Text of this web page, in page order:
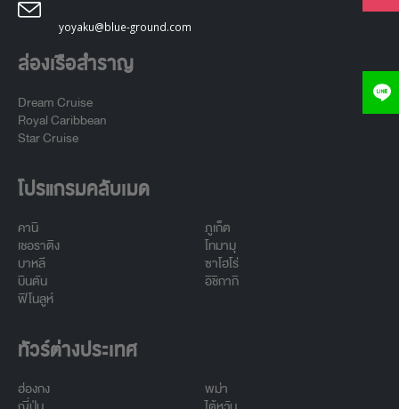
yoyaku@blue-ground.com
ล่องเรือสำราญ
Dream Cruise
Royal Caribbean
Star Cruise
โปรแกรมคลับเมด
คานิ
เชอราติง
บาหลี
บินตัน
ฟิโนลูห์
ภูเก็ต
โทมามุ
ซาโฮโร่
อิชิกากิ
ทัวร์ต่างประเทศ
ฮ่องกง
พม่า